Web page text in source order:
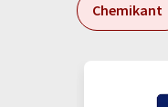
Chemikant